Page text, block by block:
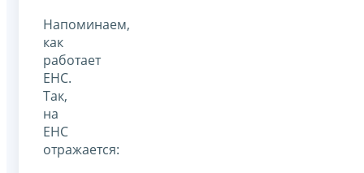
Напоминаем,
как
работает
ЕНС.
Так,
на
ЕНС
отражается: